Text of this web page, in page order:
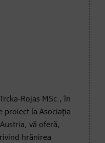
Rojas MSc., în
proiect la Asociația
vă oferă,
hrănirea